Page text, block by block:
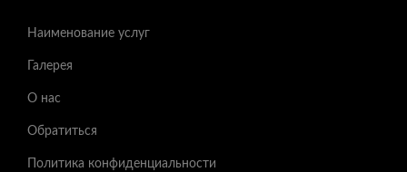
Наименование услуг
Галерея
О нас
Обратиться
Политика конфиденциальности